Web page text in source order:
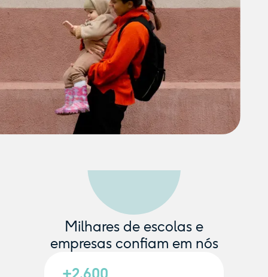
Milhares de escolas e
empresas confiam em nós